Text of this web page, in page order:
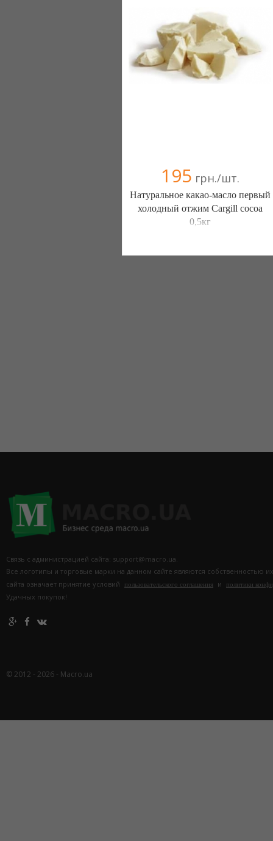
098 2822184
095 5337454
195 грн./шт.
Натуральное какао-масло первый
холодный отжим Cargill cocoa
0,5кг
Связь с администрацией сайта: support@macro.ua.
Все логотипы и торговые марки на данном сайте являются собственностью
сайта означает принятие условий
пользовательского соглашения и политики
Удачных покупок!
© 2012 - 2026 - Macro.ua